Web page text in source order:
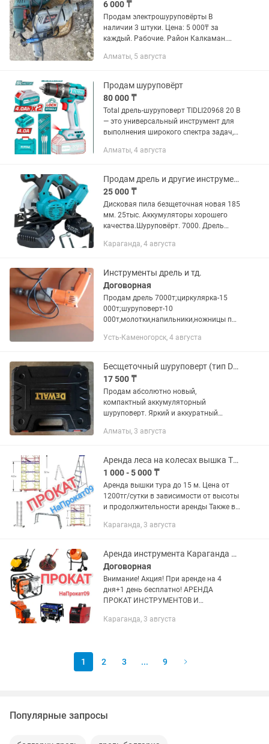
6 000 ₸
Продам электрошуруповёрты В
наличии 3 штуки. Цена: 5 000₸ за
каждый. Рабочие. Район Калкаман.
Алматы, 5 августа
Продам шуруповёрт
80 000 ₸
Total дрель-шуруповерт TIDLI20968 20 В
— это универсальный инструмент для
выполнения широкого спектра задач,
закручивания крепежа. 🚀 Благодаря
Алматы, 4 августа
Продам дрель и другие инструменты
25 000 ₸
Дисковая пила безщеточная новая 185
мм. 25тыс. Аккумуляторы хорошего
качества.Шуруповёрт. 7000. Дрель
работает.
Караганда, 4 августа
Инструменты дрель и тд.
Договорная
Продам дрель 7000т;циркулярка-15
000т;шуруповерт-10
000т,молотки,напильники,ножницы по
анок,отвертки,топор,газовые.ключи и
Усть-Каменогорск, 4 августа
Бесщеточный шуруповерт (тип DeWalt)большой набор инструментов. Новый
17 500 ₸
Продам абсолютно новый,
компактный аккумуляторный
шуруповерт. Яркий и аккуратный
фирменном желто-черном исполнении.
приятно держать в...
Алматы, 3 августа
Аренда леса на колесах вышка Тура прокат леса строительные прокат лестницы
1 000 - 5 000 ₸
Аренда вышки тура до 15 м. Цена от
1200тг/сутки в зависимости от высоты
и продолжительности аренды Также в
строительные инструменты и
Караганда, 3 августа
Аренда инструмента Караганда прокат Леса на колесах Вышка лестница
Договорная
Внимание! Акция! При аренде на 4
дня+1 день бесплатно! АРЕНДА
ПРОКАТ ИНСТРУМЕНТОВ И
Алмазное бурение станок
Караганда, 3 августа
1 2 3 ... 9
Популярные запросы